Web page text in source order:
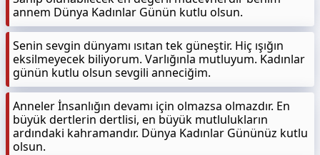
annem Dünya Kadınlar Günün kutlu olsun.
Senin sevgin dünyamı ısıtan tek güneştir. Hiç ışığın
eksilmeyecek biliyorum. Varlığınla mutluyum. Kadınlar
günün kutlu olsun sevgili anneciğim.
Anneler İnsanlığın devamı için olmazsa olmazdır. En
büyük dertlerin dertlisi, en büyük mutlulukların
ardındaki kahramandır. Dünya Kadınlar Gününüz kutlu
olsun.